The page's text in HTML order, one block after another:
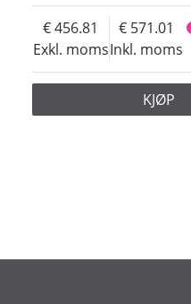
Exkl. moms
456.81
Inkl. moms
571.01
KJØP